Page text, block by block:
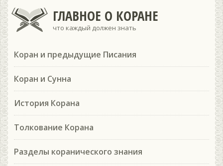
ГЛАВНОЕ О КОРАНЕ
что каждый должен знать
Коран и предыдущие Писания
Коран и Сунна
История Корана
Толкование Корана
Разделы коранического знания